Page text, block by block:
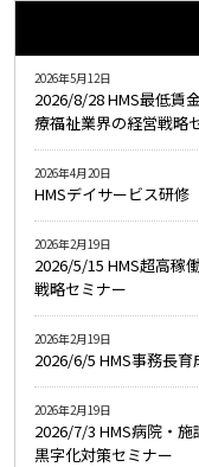
2026/8/28 HMS最低賃
療福祉業界の経営戦略
2026年5月12日
HMSデイサービス研修
2026年4月20日
2026/5/15 HMS超高稼
戦略セミナー
2026年2月19日
2026/6/5 HMS事務長
2026年2月19日
2026/7/3 HMS病院・
黒字化対策セミナー
2026年2月19日